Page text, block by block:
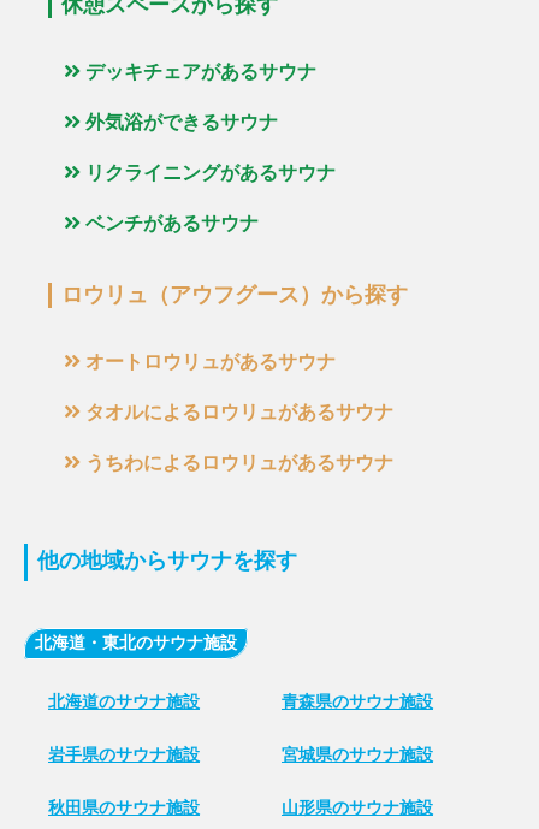
休憩スペースから探す
デッキチェアがあるサウナ
外気浴ができるサウナ
リクライニングがあるサウナ
ベンチがあるサウナ
ロウリュ（アウフグース）から探す
オートロウリュがあるサウナ
タオルによるロウリュがあるサウナ
うちわによるロウリュがあるサウナ
他の地域からサウナを探す
北海道・東北のサウナ施設
北海道のサウナ施設 青森県のサウナ施設
岩手県のサウナ施設 宮城県のサウナ施設
秋田県のサウナ施設 山形県のサウナ施設